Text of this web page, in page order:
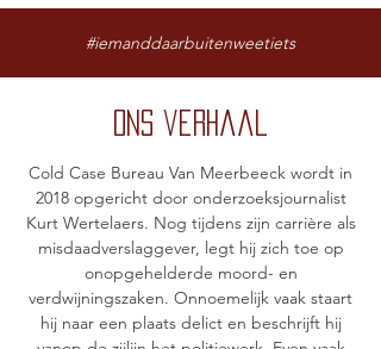
#iemanddaarbuitenweetiets
Ons verhaal
Cold Case Bureau Van Meerbeeck wordt in
2018 opgericht door onderzoeksjournalist
Kurt Wertelaers. Nog tijdens zijn carrière als
misdaadverslaggever, legt hij zich toe op
onopgehelderde moord- en
verdwijningszaken. Onnoemelijk vaak staart
hij naar een plaats delict en beschrijft hij